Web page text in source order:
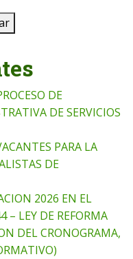
DE
DE SERVICIOS
PARA LA
DE
2026 EN EL
– LEY DE REFORMA
DEL CRONOGRAMA,